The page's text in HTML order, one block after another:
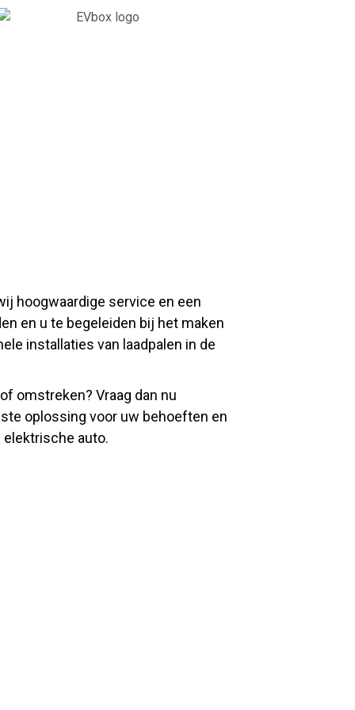
hoogwaardige service en een
en u te begeleiden bij het maken
installaties van laadpalen in de
omstreken? Vraag dan nu
oplossing voor uw behoeften en
auto.